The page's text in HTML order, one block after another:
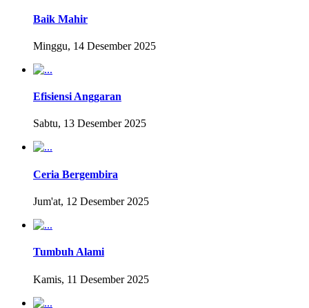
Baik Mahir
Minggu, 14 Desember 2025
Efisiensi Anggaran
Sabtu, 13 Desember 2025
Ceria Bergembira
Jum'at, 12 Desember 2025
Tumbuh Alami
Kamis, 11 Desember 2025